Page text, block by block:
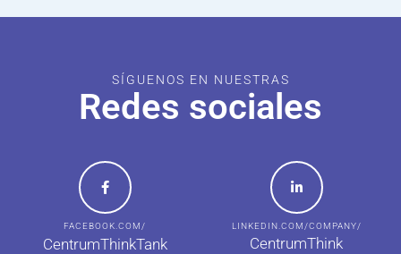
SÍGUENOS EN NUESTRAS
Redes sociales
FACEBOOK.COM/
CentrumThinkTank
LINKEDIN.COM/COMPANY/
CentrumThink